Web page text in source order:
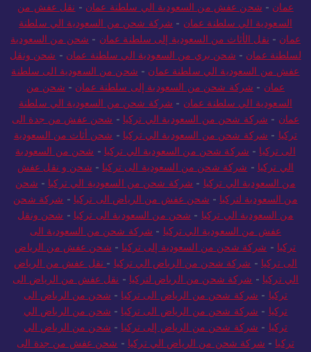
عمان - شحن عفش من السعودية الي سلطنة عمان - نقل عفش من
السعودية الي سلطنة عمان - شركة شحن من السعودية الي سلطنة
عمان - نقل الأثاث من السعودية إلى سلطنة عمان - شحن من السعودية
لسلطنة عمان - شحن بري من السعودية الي سلطنة عمان - شحن ونقل
عفش من السعودية الي سلطنة عمان - شحن من السعودية الى سلطنة
عمان - شركة شحن من السعودية إلى سلطنة عمان - شحن من
السعودية الي سلطنة عمان - شركة شحن من السعودية الي سلطنة
عمان - شركة شحن من السعودية الي تركيا - شحن عفش من جدة الى
تركيا - شركة شحن من السعودية الي تركيا - شحن أثاث من السعودية
الى تركيا - شركة شحن من السعودية الي تركيا - شحن من السعودية
الي تركيا - شركة شحن من السعودية الى تركيا - شحن و نقل عفش
من السعودية الي تركيا - شركة شحن من السعودية الي تركيا - شحن
من السعودية لتركيا - شحن عفش من الرياض الى تركيا - شركة شحن
من السعودية الي تركيا - شحن من السعودية الى تركيا - شحن ونقل
عفش من السعودية الي تركيا - شركة شحن من السعودية الى
تركيا - شركة شحن من السعودية إلى تركيا - شحن عفش من الرياض
الى تركيا - شركة شحن من الرياض الي تركيا - نقل عفش من الرياض
الي تركيا - شركة شحن من الرياض لتركيا - نقل عفش من الرياض الى
تركيا - شركة شحن من الرياض الى تركيا - شحن من الرياض الى
تركيا - شركة شحن من الرياض الى تركيا - شحن من الرياض الي
تركيا - شركة شحن من الرياض إلى تركيا - شحن من الرياض الي
تركيا - شركة شحن من الرياض الي تركيا - شحن عفش من جدة الى